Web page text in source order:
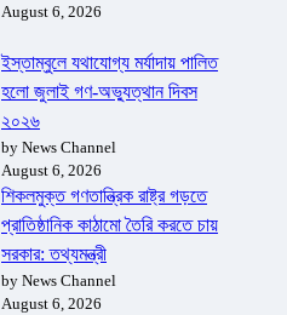
August 6, 2026
ইস্তাম্বুলে যথাযোগ্য মর্যাদায় পালিত
হলো জুলাই গণ-অভ্যুত্থান দিবস
২০২৬
by News Channel
August 6, 2026
শিকলমুক্ত গণতান্ত্রিক রাষ্ট্র গড়তে
প্রাতিষ্ঠানিক কাঠামো তৈরি করতে চায়
সরকার: তথ্যমন্ত্রী
by News Channel
August 6, 2026